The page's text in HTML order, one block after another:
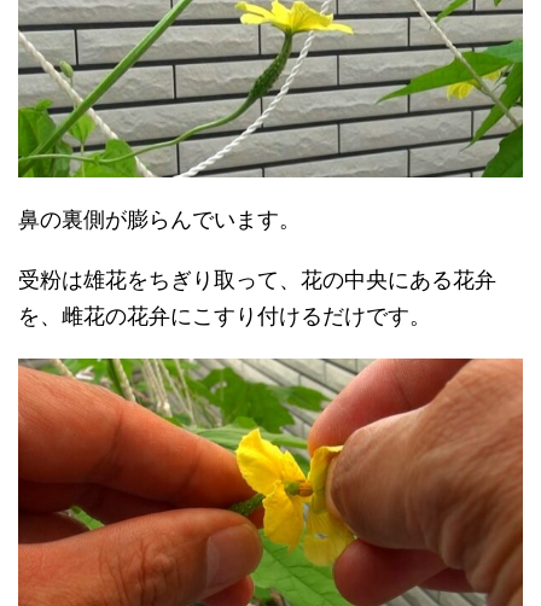
鼻の裏側が膨らんでいます。
受粉は雄花をちぎり取って、花の中央にある花弁
を、雌花の花弁にこすり付けるだけです。